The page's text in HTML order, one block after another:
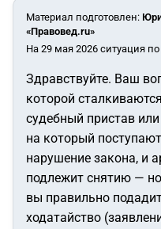
Материал подготовлен:
«Правовед.ru»
На 29 мая 2026 ситуация
Здравствуйте. Ваш
которой
судебный пристав
на который
нарушение закона, и
подлежит снятию —
вы правильно
ходатайство